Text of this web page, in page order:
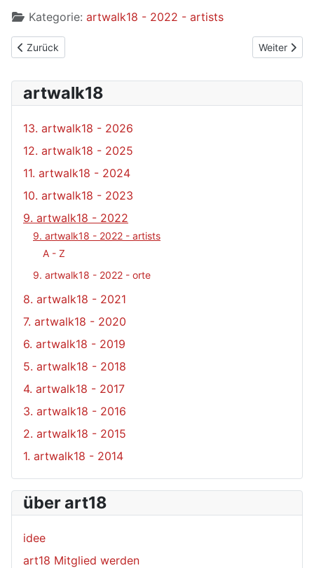
Kategorie: artwalk18 - 2022 - artists
Vorheriger Beitrag: Nemecek Franz
Zurück Nächster
Weiter
artwalk18
13. artwalk18 - 2026
12. artwalk18 - 2025
11. artwalk18 - 2024
10. artwalk18 - 2023
9. artwalk18 - 2022
9. artwalk18 - 2022 - artists
A - Z
9. artwalk18 - 2022 - orte
8. artwalk18 - 2021
7. artwalk18 - 2020
6. artwalk18 - 2019
5. artwalk18 - 2018
4. artwalk18 - 2017
3. artwalk18 - 2016
2. artwalk18 - 2015
1. artwalk18 - 2014
über art18
idee
art18 Mitglied werden